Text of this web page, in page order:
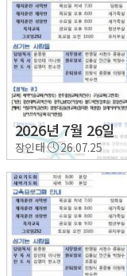
2026년 7월 26일
장인태 26.07.25